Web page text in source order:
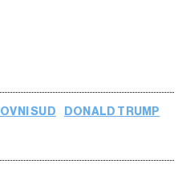
SUD
DONALD TRUMP